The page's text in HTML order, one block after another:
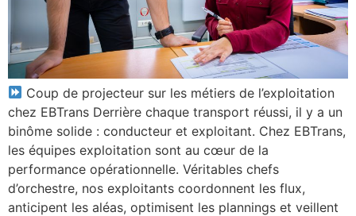
Coup de projecteur sur les métiers de l’exploitation
chez EBTrans Derrière chaque transport réussi, il y a un
binôme solide : conducteur et exploitant. Chez EBTrans,
les équipes exploitation sont au cœur de la
performance opérationnelle. Véritables chefs
d’orchestre, nos exploitants coordonnent les flux,
anticipent les aléas, optimisent les plannings et veillent